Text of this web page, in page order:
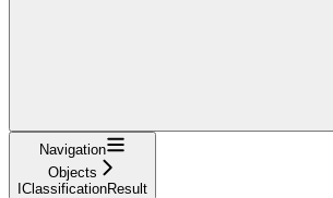
Navigation
Objects
IClassificationResult